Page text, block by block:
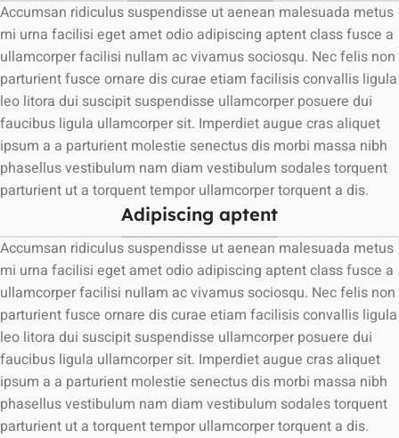
Accumsan ridiculus suspendisse ut aenean malesuada metus
mi urna facilisi eget amet odio adipiscing aptent class fusce a
ullamcorper facilisi nullam ac vivamus sociosqu. Nec felis non
parturient fusce ornare dis curae etiam facilisis convallis ligula
leo litora dui suscipit suspendisse ullamcorper posuere dui
faucibus ligula ullamcorper sit. Imperdiet augue cras aliquet
ipsum a a parturient molestie senectus dis morbi massa nibh
phasellus vestibulum nam diam vestibulum sodales torquent
parturient ut a torquent tempor ullamcorper torquent a dis.
Adipiscing aptent
Accumsan ridiculus suspendisse ut aenean malesuada metus
mi urna facilisi eget amet odio adipiscing aptent class fusce a
ullamcorper facilisi nullam ac vivamus sociosqu. Nec felis non
parturient fusce ornare dis curae etiam facilisis convallis ligula
leo litora dui suscipit suspendisse ullamcorper posuere dui
faucibus ligula ullamcorper sit. Imperdiet augue cras aliquet
ipsum a a parturient molestie senectus dis morbi massa nibh
phasellus vestibulum nam diam vestibulum sodales torquent
parturient ut a torquent tempor ullamcorper torquent a dis.